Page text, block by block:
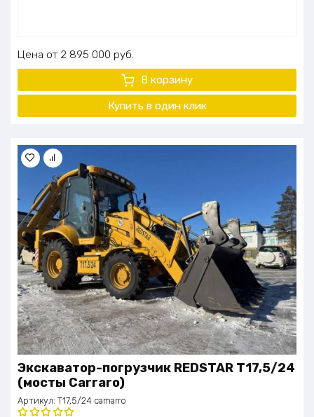
Цена 2 895 000 руб.
В корзину
Купить в один клик
Экскаватор-погрузчик REDSTAR T17,5/24
(мосты Carraro)
Артикул: T17,5/24 camarro